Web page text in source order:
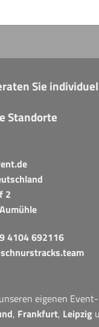
Sie
Standorte
2
4104 692116
eigenen
, Frankfurt, Leipzig